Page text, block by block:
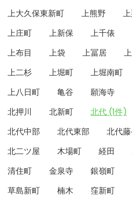
上大久保東新町
上熊野
上庄町
上新保 上千俵
上布目
上袋 上冨居
上二杉
上堀町 上堀南町
上八日町
亀谷 願海寺
北押川
北新町 北代 (1件)
北代中部
北代東部 北代
北二ツ屋
木場町 経田
清住町
金泉寺 銀嶺町
草島新町
楠木 窪新町